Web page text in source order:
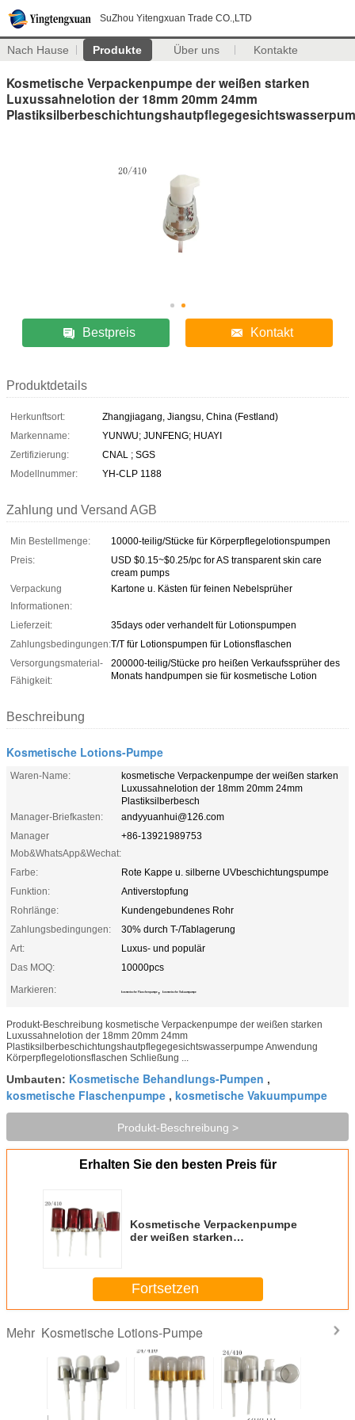
SuZhou Yitengxuan Trade CO.,LTD
Nach Hause Produkte Über uns Kontakte
Kosmetische Verpackenpumpe der weißen starken
Luxussahnelotion der 18mm 20mm 24mm
Bestpreis Kontakt
Produktdetails
Herkunftsort:
Zhangjiagang, Jiangsu, China (Festland)
Markenname:
YUNWU; JUNFENG; HUAYI
Zertifizierung:
CNAL ; SGS
Modellnummer:
YH-CLP 1188
Zahlung und Versand AGB
Min Bestellmenge:
10000-teilig/Stücke für Körperpflegelotionspumpen
Preis:
USD $0.15~$0.25/pc for AS transparent skin care
cream pumps
Verpackung
Informationen:
Kartone u. Kästen für feinen Nebelsprüher
Lieferzeit:
35days oder verhandelt für Lotionspumpen
Zahlungsbedingungen:T/T für Lotionspumpen für Lotionsflaschen
Versorgungsmaterial-
Fähigkeit:
200000-teilig/Stücke pro heißen Verkaufssprüher des
Monats handpumpen sie für kosmetische Lotion
Beschreibung
Kosmetische Lotions-Pumpe
Waren-Name:
kosmetische Verpackenpumpe der weißen starken
Luxussahnelotion der 18mm 20mm 24mm
Plastiksilberbesch
Manager-Briefkasten:
andyyuanhui@126.com
Manager
Mob&WhatsApp&Wechat:
+86-13921989753
Farbe:
Rote Kappe u. silberne UVbeschichtungspumpe
Funktion:
Antiverstopfung
Rohrlänge:
Kundengebundenes Rohr
Zahlungsbedingungen:
30% durch T-/Tablagerung
Art:
Luxus- und populär
Das MOQ:
10000pcs
Markieren:
kosmetische Flaschenpumpe , kosmetische Vakuumpumpe
Produkt-Beschreibung kosmetische Verpackenpumpe der weißen starken
Luxussahnelotion der 18mm 20mm 24mm
Plastiksilberbeschichtungshautpflegegesichtswasserpumpe Anwendung
Körperpflegelotionsflaschen Schließung ...
Umbauten: Kosmetische Behandlungs-Pumpen ,
kosmetische Flaschenpumpe , kosmetische Vakuumpumpe
Produkt-Beschreibung >
Erhalten Sie den besten Preis für
Kosmetische Verpackenpumpe
der weißen starken
Fortsetzen
Mehr Kosmetische Lotions-Pumpe